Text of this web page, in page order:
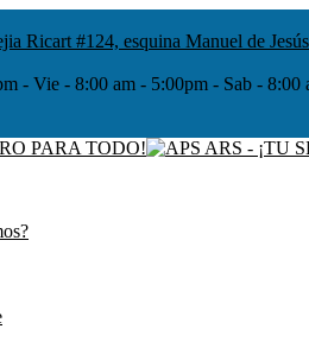
Ricart #124, esquina Manuel de
- Vie - 8:00 am - 5:00pm - Sab -